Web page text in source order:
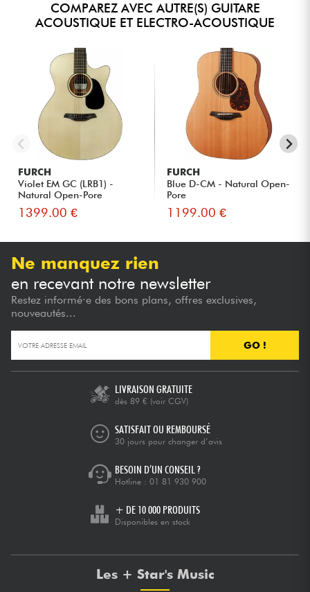
COMPAREZ AVEC AUTRE(S) GUITARE
ACOUSTIQUE ET ELECTRO-ACOUSTIQUE
FURCH
Violet EM GC (LRB1) -
Natural Open-Pore
1399.00 €
FURCH
Blue D-CM - Natural Open-
Pore
1199.00 €
Ne manquez rien
en recevant notre newsletter
Restez informé·e des bons plans, offres exclusives,
nouveautés...
GO !
LIVRAISON GRATUITE
dès 89 € (voir CGV)
SATISFAIT OU REMBOURSÉ
30 jours pour changer d’avis
BESOIN D’UN CONSEIL ?
Hotline : 01 81 930 900
+ DE 10 000 PRODUITS
Disponibles en stock
Les + Star's Music